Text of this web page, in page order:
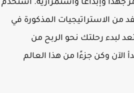
جهدًا وإبداعًا واستمرارية. استخدم
من الاستراتيجيات المذكورة في
لبدء رحلتك نحو الربح من
الآن وكن جزءًا من هذا العالم